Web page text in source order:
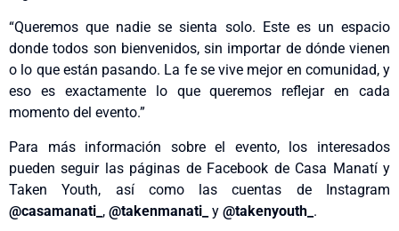
“Queremos que nadie se sienta solo. Este es un espacio
donde todos son bienvenidos, sin importar de dónde vienen
o lo que están pasando. La fe se vive mejor en comunidad, y
eso es exactamente lo que queremos reflejar en cada
momento del evento.”
Para más información sobre el evento, los interesados
pueden seguir las páginas de Facebook de Casa Manatí y
Taken Youth, así como las cuentas de Instagram
@casamanati_ , @takenmanati_ y @takenyouth_ .